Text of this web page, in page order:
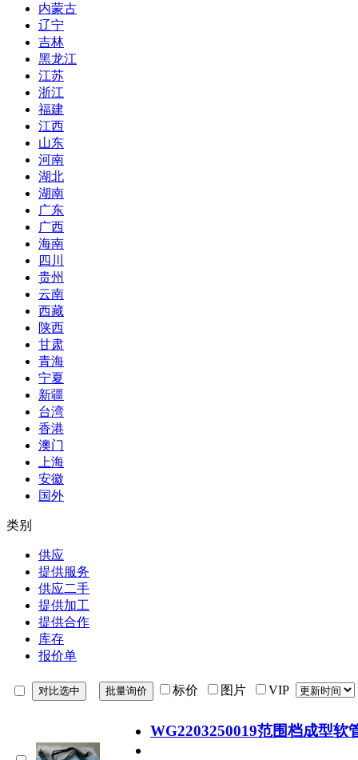
内蒙古
辽宁
吉林
黑龙江
江苏
浙江
福建
江西
山东
河南
湖北
湖南
广东
广西
海南
四川
贵州
云南
西藏
陕西
甘肃
青海
宁夏
新疆
台湾
香港
澳门
上海
安徽
国外
类别
供应
提供服务
供应二手
提供加工
提供合作
库存
报价单
标价 图片 VIP
WG2203250019范围档成型软